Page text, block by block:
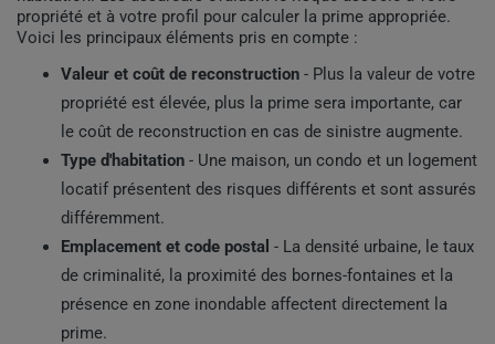
propriété et à votre profil pour calculer la prime appropriée.
Voici les principaux éléments pris en compte :
Valeur et coût de reconstruction - Plus la valeur de votre
propriété est élevée, plus la prime sera importante, car
le coût de reconstruction en cas de sinistre augmente.
Type d'habitation - Une maison, un condo et un logement
locatif présentent des risques différents et sont assurés
différemment.
Emplacement et code postal - La densité urbaine, le taux
de criminalité, la proximité des bornes-fontaines et la
présence en zone inondable affectent directement la
prime.